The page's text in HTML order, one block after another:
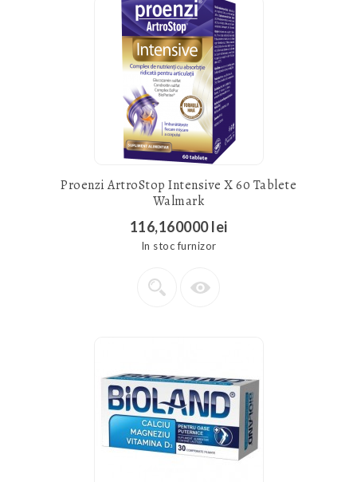
Proenzi ArtroStop Intensive X 60 Tablete
Walmark
116,160000 lei
In stoc furnizor